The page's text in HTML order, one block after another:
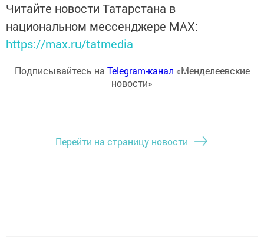
Читайте новости Татарстана в
национальном мессенджере MАХ:
https://max.ru/tatmedia
Подписывайтесь на Telegram-канал «Менделеевские
новости»
Перейти на страницу новости